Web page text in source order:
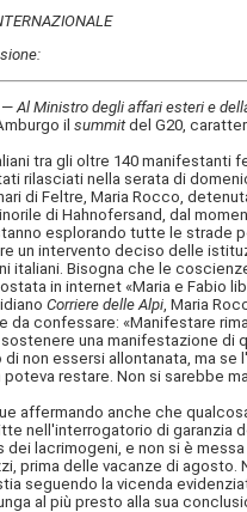
—Al Ministro degli affari esteri e
ilsummitdel G20,
tra gli oltre 140 manifestanti
rilasciati nella serata di
di Feltre, Maria Rocco,
di Hahnofersand, dal
esplorando tutte le strade
un intervento deciso delle
italiani. Bisogna che le
in internet «Maria e Fabio
Corriere delle Alpi , Maria
da confessare: «Manifestare
una manifestazione di
di non essersi allontanata, ma
restare. Non si sarebbe
anche che qualcosa
nell'interrogatorio di garanzia
lacrimogeni, e non si è
prima delle vacanze di
la vicenda
al più presto alla sua